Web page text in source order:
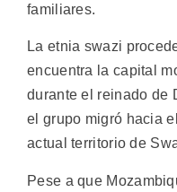
familiares.
La etnia swazi
encuentra la capital
durante el reinado de
el grupo migró hacia
actual territorio de
Pese a que